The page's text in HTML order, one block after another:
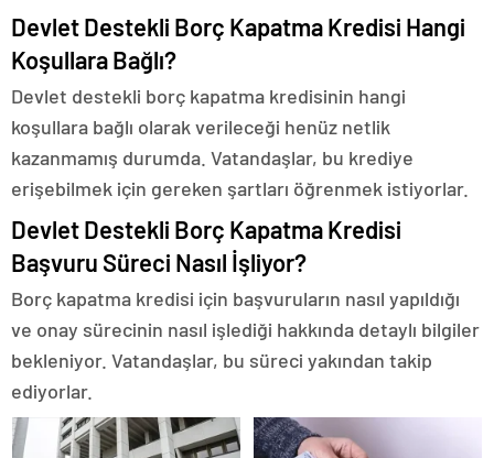
Devlet Destekli Borç Kapatma Kredisi Hangi
Koşullara Bağlı?
Devlet destekli borç kapatma kredisinin hangi
koşullara bağlı olarak verileceği henüz netlik
kazanmamış durumda. Vatandaşlar, bu krediye
erişebilmek için gereken şartları öğrenmek istiyorlar.
Devlet Destekli Borç Kapatma Kredisi
Başvuru Süreci Nasıl İşliyor?
Borç kapatma kredisi için başvuruların nasıl yapıldığı
ve onay sürecinin nasıl işlediği hakkında detaylı bilgiler
bekleniyor. Vatandaşlar, bu süreci yakından takip
ediyorlar.